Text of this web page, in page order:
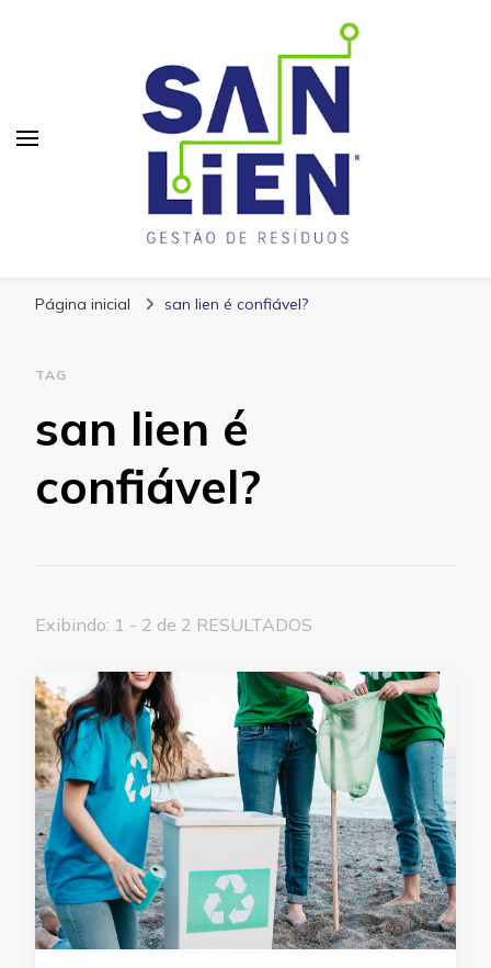
Página inicial san lien é confiável?
TAG
san lien é
confiável?
Exibindo: 1 - 2 de 2 RESULTADOS